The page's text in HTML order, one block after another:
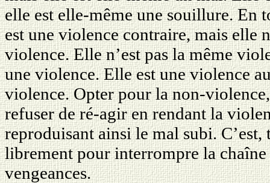
elle est elle-même une souillure. En
est une violence contraire, mais elle
violence. Elle n’est pas la même
une violence. Elle est une violence
violence. Opter pour la non-
refuser de ré-agir en rendant la
reproduisant ainsi le mal subi.
librement pour interrompre la chaîne
vengeances.